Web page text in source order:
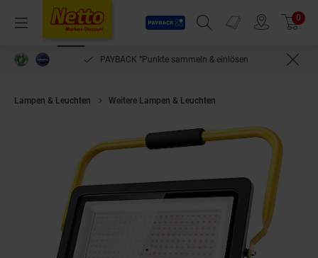
Menü
Payback
Suchfeld einblenden
Prospekte 0
PAYBACK °Punkte sammeln & einlösen
Lampen & Leuchten Weitere Lampen & Leuchten